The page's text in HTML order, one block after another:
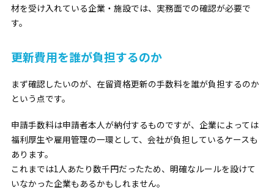
材を受け入れている企業・施設では、実務面での確認が必要で
す。
更新費用を誰が負担するのか
まず確認したいのが、在留資格更新の手数料を誰が負担するのか
という点です。
申請手数料は申請者本人が納付するものですが、企業によっては
福利厚生や雇用管理の一環として、会社が負担しているケースも
あります。
これまでは1人あたり数千円だったため、明確なルールを設けて
いなかった企業もあるかもしれません。